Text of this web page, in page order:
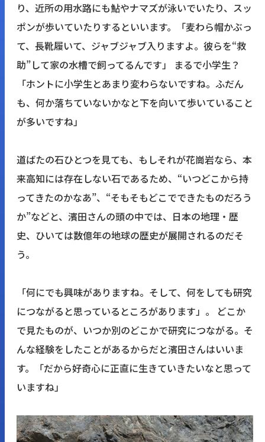
り、近所の用水路にも鮎やナマズが泳いでいたり、スッ
ポンが歩いていたりするといいます。「麦わら帽かぶっ
て、長靴履いて、ジャブジャブ入りますよ。彼らを“救
助”して家の水槽で飼ってるんです」 まるで小学生？
「ホントに小学生とあまり変わらないですね。ふだん
も、何か落ちていないかなと下を向いて歩いていること
が多いですね」
道ばたの石ひとつを見ても、もしそれが花崗岩なら、本
来高知には存在しない石であるため、“いつどこから持
ってきたのかなあ”、“そもそもどこでできたものだろう
か”などと、濱田さんの頭の中では、日本の地理・歴
史、ひいては数億年の地球の歴史が展開されるのだそ
う。
「何にでも興味がありますね。そして、何をしても研究
につながると思っているところがあります」。 どこか
で見たものが、いつか別のどこかで研究につながる。そ
んな経験をしたことがあるからだと濱田さんはいいま
す。「だから好奇心に正直に生きていきたいなと思って
いますね」